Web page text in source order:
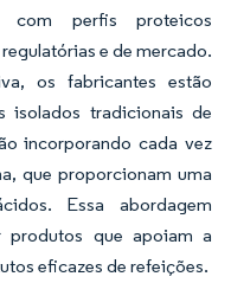
com perfis proteicos
e de mercado.
os fabricantes estão
isolados tradicionais de
incorporando cada vez
que proporcionam uma
Essa abordagem
produtos que apoiam a
eficazes de refeições.